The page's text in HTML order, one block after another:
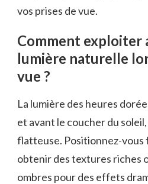
vos prises de vue.
Comment exploiter
lumière naturelle
vue ?
La lumière des heures
et avant le coucher du
flatteuse. Positionnez-vous
obtenir des textures riches
ombres pour des effets